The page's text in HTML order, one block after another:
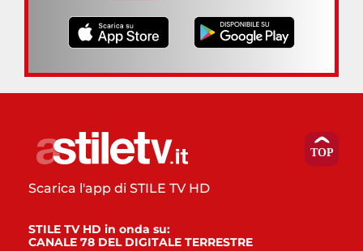
Scarica l'app di STILE TV HD
STILE TV HD in onda su:
CANALE 78 DEL DIGITALE TERRESTRE